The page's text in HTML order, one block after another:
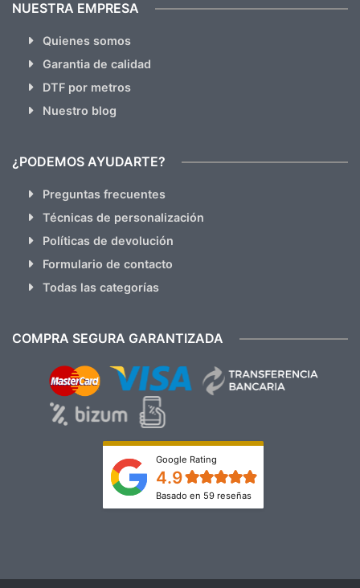
NUESTRA EMPRESA
Quienes somos
Garantia de calidad
DTF por metros
Nuestro blog
¿PODEMOS AYUDARTE?
Preguntas frecuentes
Técnicas de personalización
Políticas de devolución
Formulario de contacto
Todas las categorías
COMPRA SEGURA GARANTIZADA
Google Rating
4.9
Basado en 59 reseñas